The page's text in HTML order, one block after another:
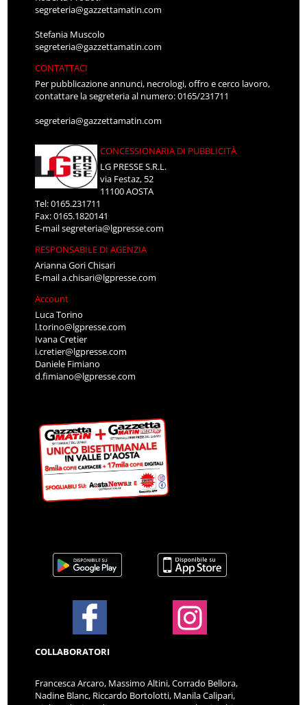
segreteria@gazzettamatin.com
Stefania Muscolo
segreteria@gazzettamatin.com
CONTATTACI
Per pubblicazione annunci, necrologi, offro e cerco lavoro,
contattare la segreteria al numero: 0165/231711
segreteria@gazzettamatin.com
CONCESSIONARIA DI PUBBLICITÀ
LG PRESSE S.R.L.
via Festaz, 52
11100 AOSTA
Tel: 0165.231711
Fax: 0165.1820141
E-mailsegreteria@lgpresse.com
RESPONSABILE DI AGENZIA
Arianna Gori Chisari
E-maila.chisari@lgpresse.com
Account
Luca Torino
l.torino@lgpresse.com
Ivana Cretier
i.cretier@lgpresse.com
Daniele Fimiano
d.fimiano@lgpresse.com
COLLABORATORI
Francesca Arcaro, Massimo Altini, Corrado Bellora,
Nadine Blanc, Riccardo Bortolotti, Manila Calipari,